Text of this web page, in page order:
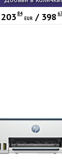
20384
EUR / 398 67